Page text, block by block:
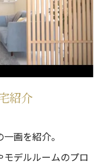
紹介
画を紹介。
デルルームのプロ